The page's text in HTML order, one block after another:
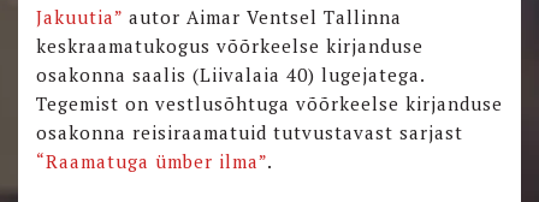
Jakuutia” autor Aimar Ventsel Tallinna
keskraamatukogus võõrkeelse kirjanduse
osakonna saalis (Liivalaia 40) lugejatega.
Tegemist on vestlusõhtuga võõrkeelse kirjanduse
osakonna reisiraamatuid tutvustavast sarjast
“Raamatuga ümber ilma”.